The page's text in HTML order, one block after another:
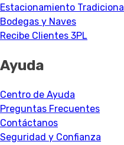
Estacionamiento Tradicional
Bodegas y Naves
Recibe Clientes 3PL
Ayuda
Centro de Ayuda
Preguntas Frecuentes
Contáctanos
Seguridad y Confianza